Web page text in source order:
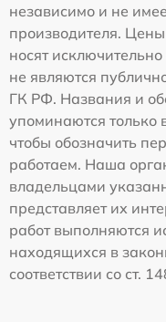
независимо и не
производителя.
носят
не являются
ГК РФ. Названия и
упоминаются
чтобы обозначить
работаем. Наша
владельцами
представляет их
работ выполняются
находящихся в
соответствии со ст.